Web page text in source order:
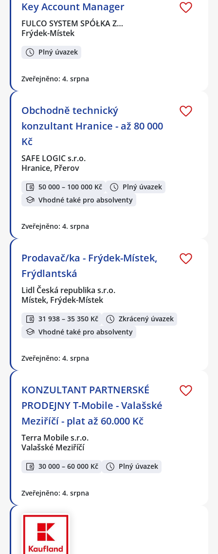
Key Account Manager
FULCO SYSTEM SPÓŁKA Z…
Frýdek-Místek
Plný úvazek
Zveřejněno: 4. srpna
Obchodně technický
konzultant Hranice - až 80 000
Kč
SAFE LOGIC s.r.o.
Hranice, Přerov
50 000 – 100 000 Kč
Plný úvazek
Vhodné také pro absolventy
Zveřejněno: 4. srpna
Prodavač/ka - Frýdek-Místek,
Frýdlantská
Lidl Česká republika s.r.o.
Místek, Frýdek-Místek
31 938 – 35 350 Kč
Zkrácený úvazek
Vhodné také pro absolventy
Zveřejněno: 4. srpna
KONZULTANT PARTNERSKÉ
PRODEJNY T-Mobile - Valašské
Meziříčí - plat až 60.000 Kč
Terra Mobile s.r.o.
Valašské Meziříčí
30 000 – 60 000 Kč Plný úvazek
Zveřejněno: 4. srpna